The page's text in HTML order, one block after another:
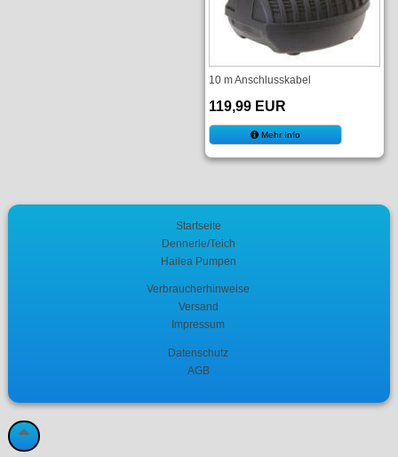
10 m Anschlusskabel
119,99 EUR
Mehr Info
Startseite
Dennerle/Teich
Hailea Pumpen
Verbraucherhinweise
Versand
Impressum
Datenschutz
AGB